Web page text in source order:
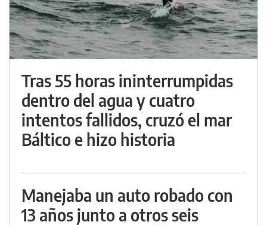
Tras 55 horas ininterrumpidas
dentro del agua y cuatro
intentos fallidos, cruzó el mar
Báltico e hizo historia
Manejaba un auto robado con
13 años junto a otros seis